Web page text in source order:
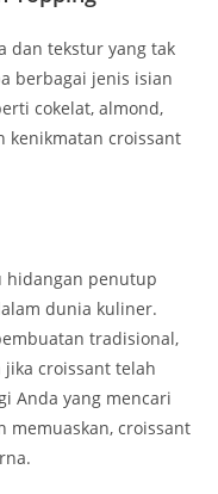
dan tekstur yang tak
berbagai jenis isian
cokelat, almond,
kenikmatan croissant
hidangan penutup
dunia kuliner.
tradisional,
croissant telah
Anda yang mencari
memuaskan, croissant